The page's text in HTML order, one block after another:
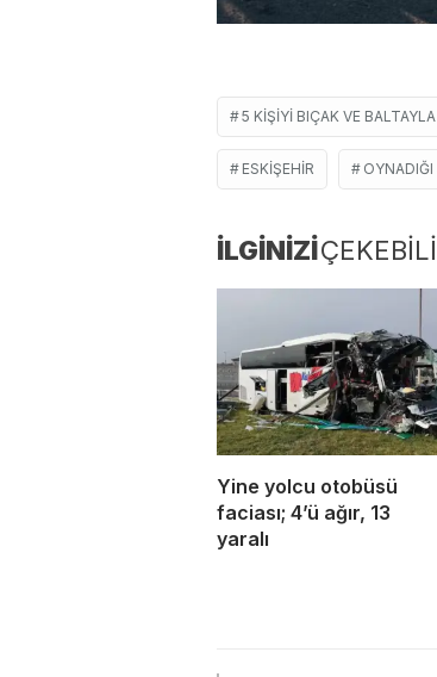
5 KIŞIYI BIÇAK VE
ESKIŞEHIR
İLGİNİZİ
Yine yolcu otobüsü
faciası; 4’ü ağır, 13
yaralı